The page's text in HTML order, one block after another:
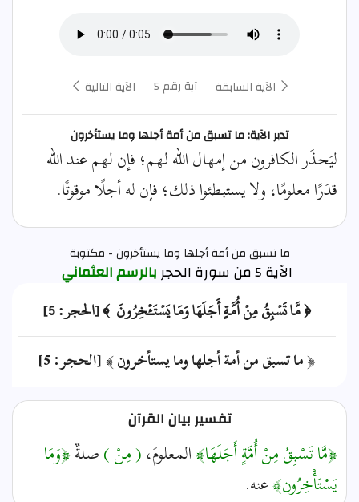
الآية السابقة آية رقم 5 الآية التالية
تدبر الآية: ما تسبق من أمة أجلها وما يستأخرون
ليَحذَر الكافرون من إمهال الله لهم؛ فإن لهم عند الله
قدَرًا معلومًا، ولا يستبطئوا ذلك؛ فإن له أجلًا موقوتًا.
ما تسبق من أمة أجلها وما يستأخرون - مكتوبة
الآية 5 من سورة الحجر بالرسم العثماني
﴿ مَّا تَسۡبِقُ مِنۡ أُمَّةٍ أَجَلَهَا وَمَا يَسۡتَـٔۡخِرُونَ ﴾ [الحجر: 5]
﴿ ما تسبق من أمة أجلها وما يستأخرون ﴾ [الحجر: 5]
تفسير بيان القرآن
﴿مَّا تَسْبِقُ مِنْ أُمَّةٍ أَجَلَهَا﴾المعلومَ،( مِنْ )صلةٌ﴿وَمَا
يَسْتَأْخِرُون﴾عنه.